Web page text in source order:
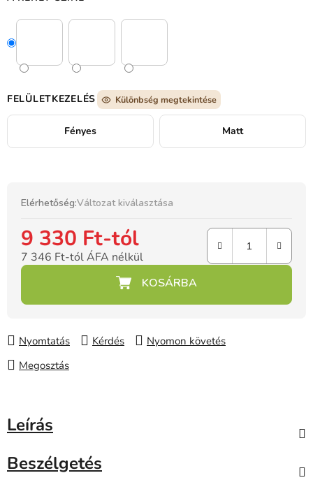
FELÜLETKEZELÉS Különbség megtekintése
Fényes Matt
Elérhetőség:Változat kiválasztása
9 330 Ft-tól
7 346 Ft-tól ÁFA nélkül
Nyomtatás Kérdés
Nyomon követés
Megosztás
Leírás
Beszélgetés